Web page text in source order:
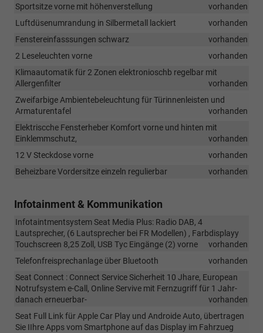
Sportsitze vorne mit höhenverstellung
vorhanden
Luftdüsenumrandung in Silbermetall lackiert
vorhanden
Fenstereinfasssungen schwarz
vorhanden
2 Leseleuchten vorne
vorhanden
Klimaautomatik für 2 Zonen elektronioschb regelbar mit
Allergenfilter
vorhanden
Zweifarbige Ambientebeleuchtung für Türinnenleisten und
Armaturentafel
vorhanden
Elektriscche Fensterheber Komfort vorne und hinten mit
Einklemmschutz,
vorhanden
12 V Steckdose vorne
vorhanden
Beheizbare Vordersitze einzeln regulierbar
vorhanden
Infotainment & Kommunikation
Infotaintmentsystem Seat Media Plus: Radio DAB, 4
Lautsprecher, (6 Lautsprecher bei FR Modellen) , Farbdisplayy
Touchscreen 8,25 Zoll, USB Tyc Eingänge (2) vorne
vorhanden
Telefonfreisprechanlage über Bluetooth
vorhanden
Seat Connect : Connect Service Sicherheit 10 Jhare, European
Notrufsystem e-Call, Online Servive mit Fernzugriff für 1 Jahr-
danach erneuerbar-
vorhanden
Seat Full Link für Apple Car Play und Androide Auto, übertragen
Sie IIhre Apps vom Smartphone auf das Display im Fahrzueg